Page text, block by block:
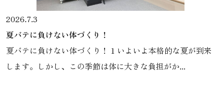
2026.7.3
夏バテに負けない体づくり！
夏バテに負けない体づくり！ 1 いよいよ本格的な夏が到来
します。しかし、この季節は体に大きな負担がか...